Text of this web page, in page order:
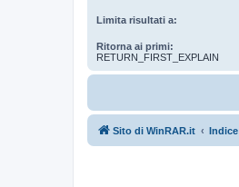
Limita risultati a:
Ritorna ai primi:
RETURN_FIRST_EXPLAIN
Sito di WinRAR.it Indice